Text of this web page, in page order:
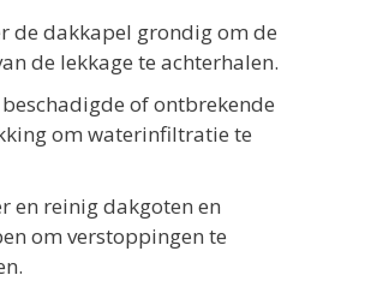
de dakkapel grondig om de
de lekkage te achterhalen.
of ontbrekende
om waterinfiltratie te
en reinig dakgoten en
om verstoppingen te